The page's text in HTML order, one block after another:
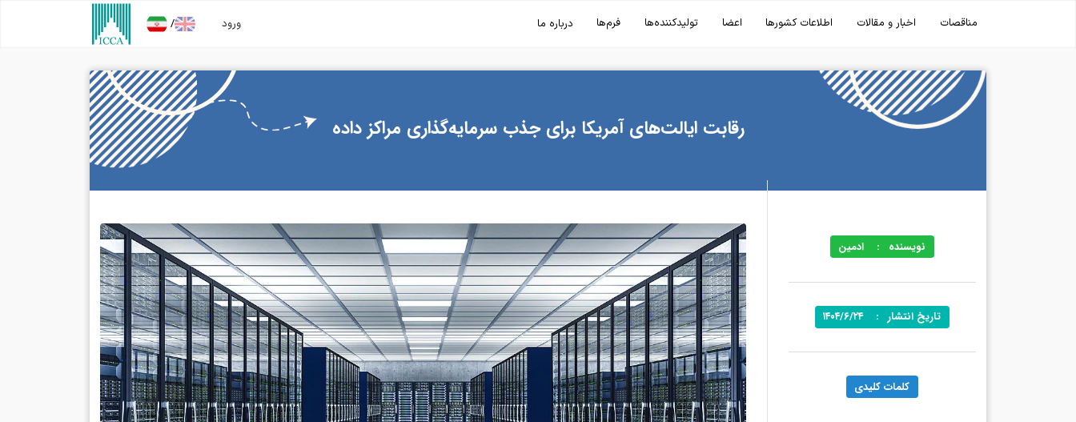
مناقصات اخبار و مقالات اطلاعات کشورها اعضا تولیدکننده‌ها فرم‌ها درباره ما ورود /
رقابت ایالت‌های آمریکا برای جذب سرمایه‌گذاری مراکز داده
نویسنده : ادمین
تاریخ انتشار:۱۴۰۴/۶/۲۴
کلمات کلیدی